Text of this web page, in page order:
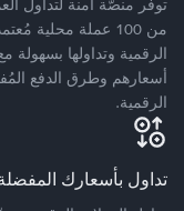
من 100 عملة
الرقمية وتداولها بسهولة
أسعارهم وطرق الدفع
الرقمية.
تداول بأسعارك